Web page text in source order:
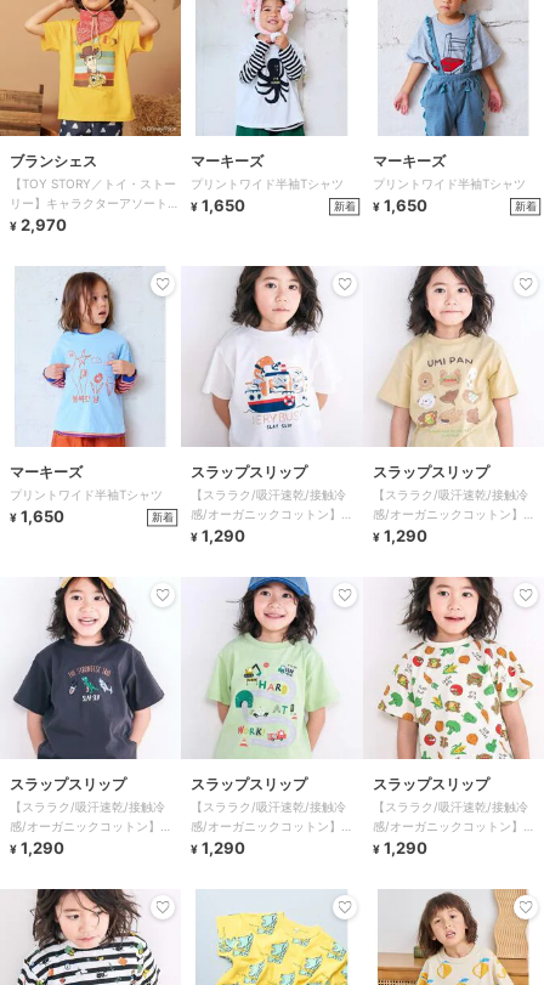
ブランシェス
【TOY STORY／トイ・ストー
リー】キャラクターアソートT
シャツ
¥ 2,970
マーキーズ
プリントワイド半袖Tシャツ
¥ 1,650 新着
マーキーズ
プリントワイド半袖Tシャツ
¥ 1,650 新着
マーキーズ
プリントワイド半袖Tシャツ
¥ 1,650 新着
スラップスリップ
【スララク/吸汗速乾/接触冷
感/オーガニックコットン】わ
くわく男の子半袖Tシャツ
¥ 1,290
スラップスリップ
【スララク/吸汗速乾/接触冷
感/オーガニックコットン】わ
くわく男の子半袖Tシャツ
¥ 1,290
スラップスリップ
【スララク/吸汗速乾/接触冷
感/オーガニックコットン】わ
くわく男の子半袖Tシャツ
¥ 1,290
スラップスリップ
【スララク/吸汗速乾/接触冷
感/オーガニックコットン】わ
くわく男の子半袖Tシャツ
¥ 1,290
スラップスリップ
【スララク/吸汗速乾/接触冷
感/オーガニックコットン】わ
くわく男の子半袖Tシャツ
¥ 1,290